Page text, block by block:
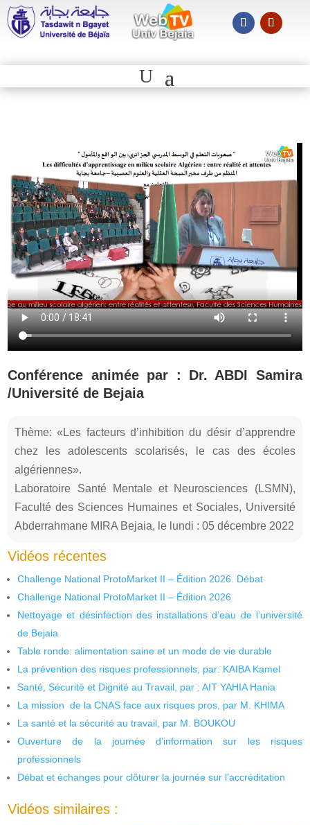
Conférence animée par : Dr. ABDI Samira
/Université de Bejaia
Thème: «Les facteurs d’inhibition du désir d’apprendre
chez les adolescents scolarisés, le cas des écoles
algériennes».
Laboratoire Santé Mentale et Neurosciences (LSMN),
Faculté des Sciences Humaines et Sociales, Université
Abderrahmane MIRA Bejaia, le lundi : 05 décembre 2022
Vidéos récentes
Challenge National ProtoMarket II – Édition 2026. Débat
Challenge National ProtoMarket II – Édition 2026
Nettoyage et désinfection des installations d’eau de l’université
de Bejaia
Table ronde: alimentation saine et un mode de vie durable
La prévention des risques professionnels, par: KAIBA Kamel
Santé, Sécurité et Dignité au Travail, par : AIT YAHIA Hania
La mission de la CNAS face aux risques pros, par M. KHIMA
La santé et la sécurité au travail, par M. BOUKOU
Ouverture de la journée d’information sur les risques
professionnels
Débat et échanges pour clôturer la journée sur l’accréditation
Vidéos similaires :